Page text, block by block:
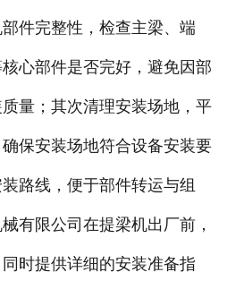
件完整性，检查主梁、端
心部件是否完好，避免因部
量；其次清理安装场地，平
保安装场地符合设备安装要
路线，便于部件转运与组
有限公司在提梁机出厂前，
时提供详细的安装准备指